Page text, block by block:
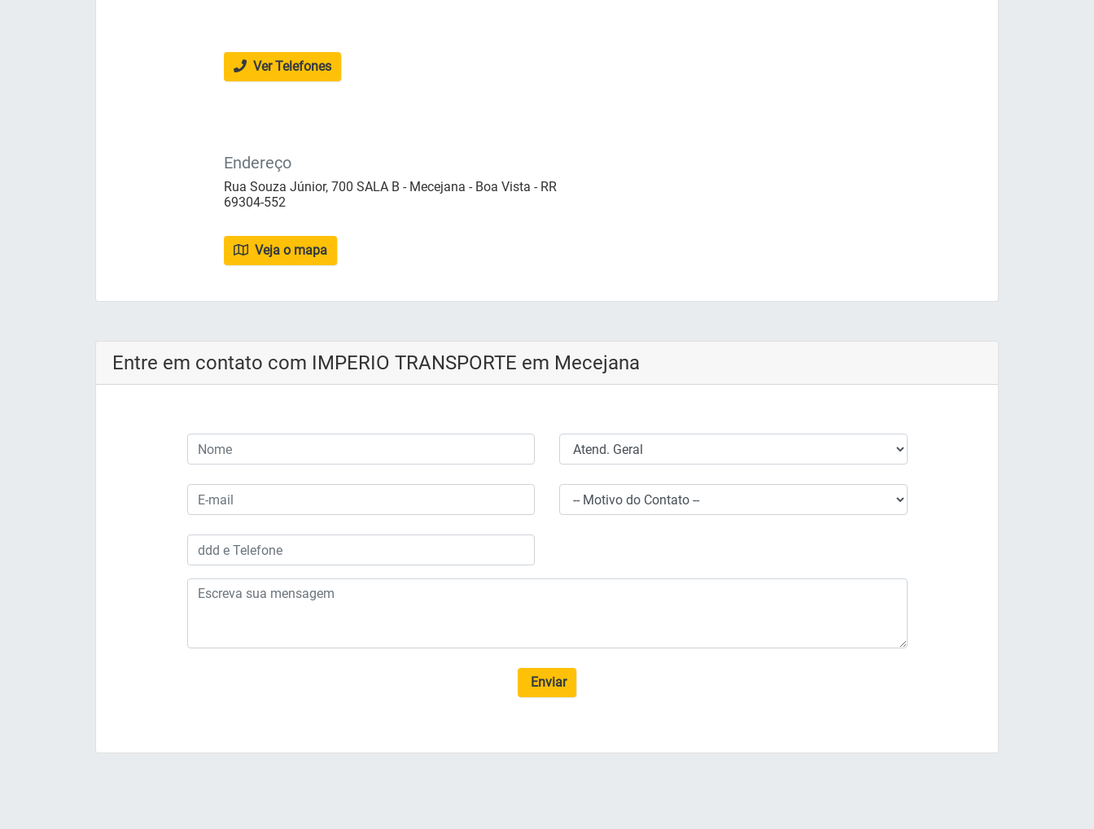
Ver Telefones
Endereço
Rua Souza Júnior, 700 SALA B - Mecejana - Boa Vista - RR
69304-552
Veja o mapa
Entre em contato com IMPERIO TRANSPORTE em Mecejana
Enviar